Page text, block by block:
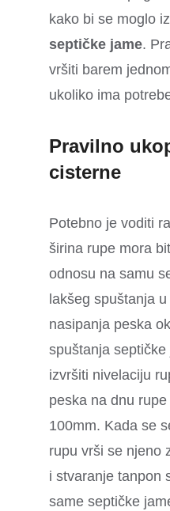
kako bi se moglo
septičke jame.
vršiti barem
ukoliko ima
Pravilno
cisterne
Potebno je voditi
širina rupe mora
odnosu na samu
lakšeg spuštanja
nasipanja peska
spuštanja
izvršiti nivelaciju
peska na dnu
100mm. Kada se
rupu vrši se njeno
i stvaranje tanpon
same septičke